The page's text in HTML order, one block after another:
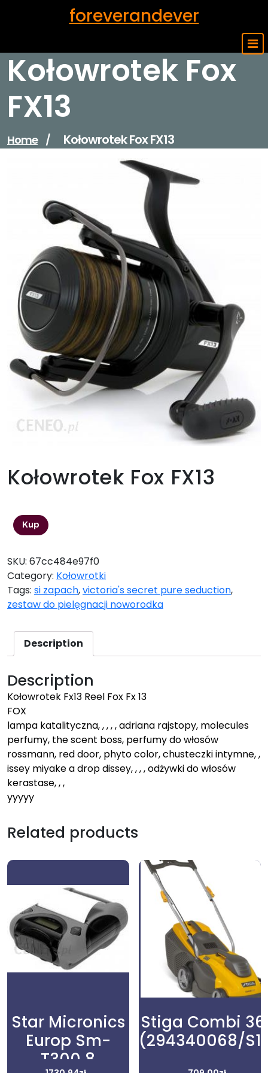
foreverandever
Kołowrotek Fox
FX13
Home / Kołowrotek Fox FX13
Kołowrotek Fox FX13
Kup
SKU: 67cc484e97f0
Category: Kołowrotki
Tags: si zapach,victoria's secret pure seduction,
zestaw do pielęgnacji noworodka
Description
Description
Kołowrotek Fx13 Reel Fox Fx 13
FOX
lampa katalityczna, , , , , adriana rajstopy, molecules
perfumy, the scent boss, perfumy do włosów
rossmann, red door, phyto color, chusteczki intymne, ,
issey miyake a drop dissey, , , , odżywki do włosów
kerastase, , ,
yyyyy
Related products
Star Micronics
Europ Sm-
T300 8
Stiga Combi 36
(294340068/